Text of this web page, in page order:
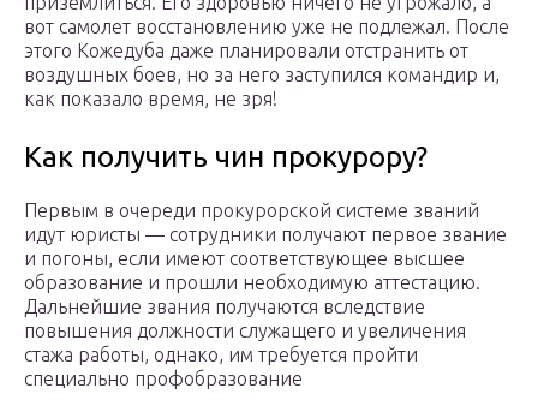
вот самолет восстановлению уже не подлежал. После
этого Кожедуба даже планировали отстранить от
воздушных боев, но за него заступился командир и,
как показало время, не зря!
Как получить чин прокурору?
Первым в очереди прокурорской системе званий
идут юристы — сотрудники получают первое звание
и погоны, если имеют соответствующее высшее
образование и прошли необходимую аттестацию.
Дальнейшие звания получаются вследствие
повышения должности служащего и увеличения
стажа работы, однако, им требуется пройти
специально профобразование